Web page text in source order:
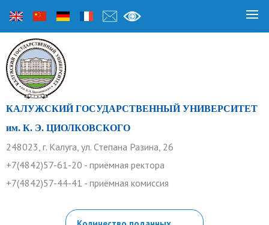
КАЛУЖСКИЙ ГОСУДАРСТВЕННЫЙ УНИВЕРСИТЕТ
им. К. Э. ЦИОЛКОВСКОГО
248023, г. Калуга, ул. Степана Разина, 26
+7(4842)57-61-20 - приёмная ректора
+7(4842)57-44-41 - приёмная комиссия